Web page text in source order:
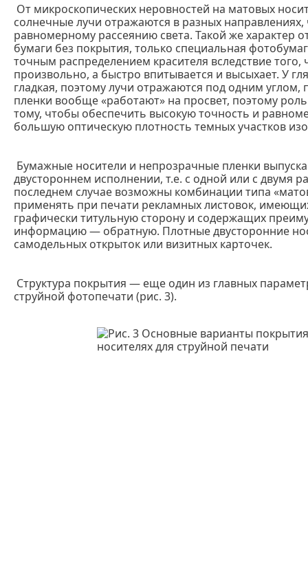
От микроскопических неровностей на матовых
солнечные лучи отражаются в разных направлениях,
равномерному рассеянию света. Такой же характер
бумаги без покрытия, только специальная
точным распределением красителя вследствие того,
произвольно, а быстро впитывается и высыхает. У
гладкая, поэтому лучи отражаются под одним
пленки вообще «работают» на просвет, поэтому
тому, чтобы обеспечить высокую точность и
большую оптическую плотность темных участков
Бумажные носители и непрозрачные пленки
двустороннем исполнении, т.е. с одной или с двумя
последнем случае возможны комбинации типа
применять при печати рекламных листовок,
графически титульную сторону и содержащих
информацию — обратную. Плотные двусторонние
самодельных открыток или визитных карточек.
Структура покрытия — еще один из главных
струйной фотопечати (рис. 3).